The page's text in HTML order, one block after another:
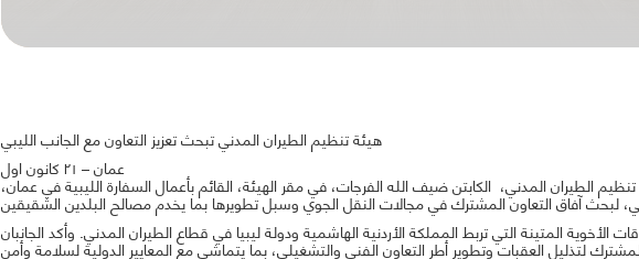
هيئة تنظيم الطيران المدني تبحث تعزيز التعاون مع الجانب الليبي
عمان – ٢١ كانون اول
المدني، الكابتن ضيف الله الفرجات، في مقر الهيئة، القائم بأعمال السفارة الليبية في عمان،
الأخوية المتينة التي تربط المملكة الأردنية الهاشمية ودولة ليبيا في قطاع الطيران المدني. وأكد الجانبان
لتذليل العقبات وتطوير أطر التعاون الفني والتشغيلي، بما يتماشى مع المعايير الدولية لسلامة وأمن